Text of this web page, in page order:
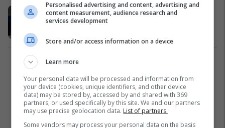
Maksuti: Me badenter të zgjidhet
Qeveria dhe të ndahet buxheti
Personalised advertising and content, advertising and
content measurement, audience research and
services development
Store and/or access information on a device
Learn more
Your personal data will be processed and information from
your device (cookies, unique identifiers, and other device
data) may be stored by, accessed by and shared with 369
partners, or used specifically by this site. We and our partners
may use precise geolocation data. List of partners.
Some vendors may process your personal data on the basis